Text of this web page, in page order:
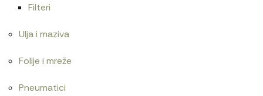
Filteri
Ulja i maziva
Folije i mreže
Pneumatici